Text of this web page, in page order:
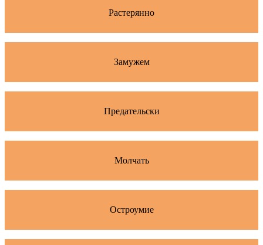
Растерянно
Замужем
Предательски
Молчать
Остроумие